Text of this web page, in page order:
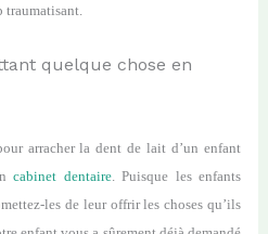
quelque chose en
arracher la dent de lait d’un enfant
cabinet dentaire. Puisque les enfants
les de leur offrir les choses qu’ils